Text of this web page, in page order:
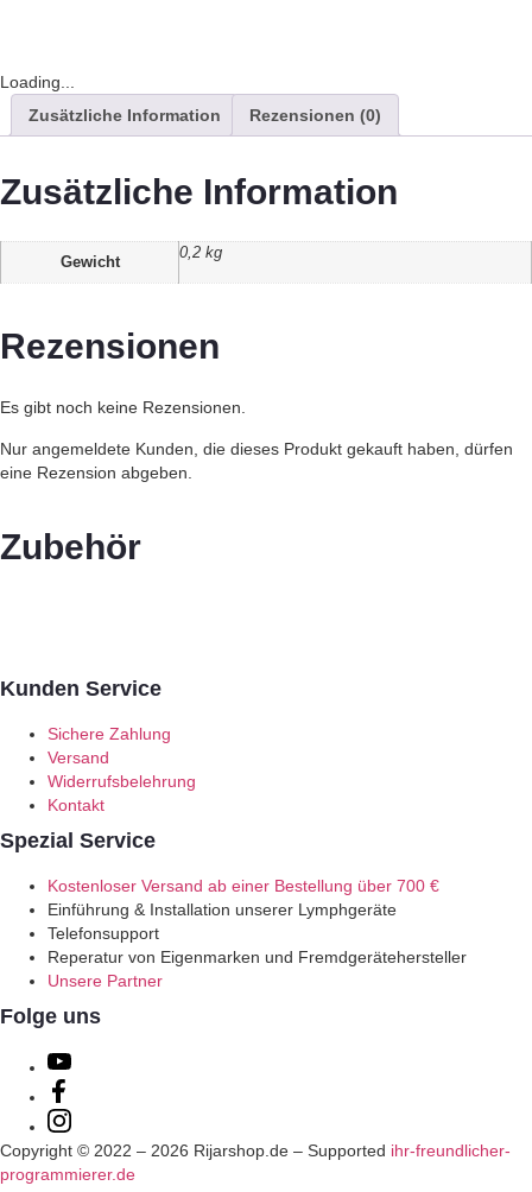
Loading...
Zusätzliche Information
Rezensionen (0)
Zusätzliche Information
Gewicht
0,2 kg
Rezensionen
Es gibt noch keine Rezensionen.
Nur angemeldete Kunden, die dieses Produkt gekauft haben, dürfen
eine Rezension abgeben.
Zubehör
Kunden Service
Sichere Zahlung
Versand
Widerrufsbelehrung
Kontakt
Spezial Service
Kostenloser Versand ab einer Bestellung über 700 €
Einführung & Installation unserer Lymphgeräte
Telefonsupport
Reperatur von Eigenmarken und Fremdgerätehersteller
Unsere Partner
Folge uns
Copyright © 2022 – 2026 Rijarshop.de – Supported ihr-freundlicher-
programmierer.de